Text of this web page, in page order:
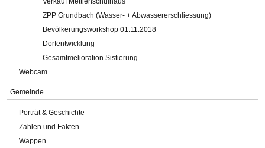
ZPP Grundbach (Wasser- + Abwassererschliessung)
Bevölkerungsworkshop 01.11.2018
Dorfentwicklung
Gesamtmelioration Sistierung
Webcam
Gemeinde
Porträt & Geschichte
Zahlen und Fakten
Wappen